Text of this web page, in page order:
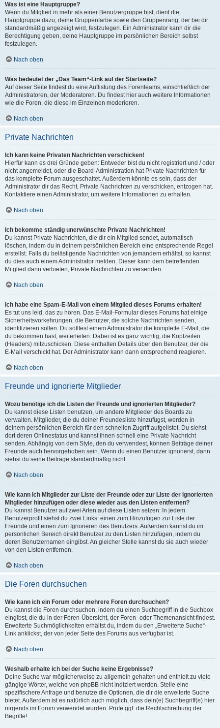
Was ist eine Hauptgruppe?
Wenn du Mitglied in mehr als einer Benutzergruppe bist, dient die
Hauptgruppe dazu, deine Gruppenfarbe sowie den Gruppenrang, der bei dir
standardmäßig angezeigt wird, festzulegen. Ein Administrator kann dir die
Berechtigung geben, deine Hauptgruppe im persönlichen Bereich selbst
festzulegen.
Nach oben
Was bedeutet der „Das Team“-Link auf der Startseite?
Auf dieser Seite findest du eine Auflistung des Forenteams, einschließlich der
Administratoren, der Moderatoren. Du findest hier auch weitere Informationen
wie die Foren, die diese im Einzelnen moderieren.
Nach oben
Private Nachrichten
Ich kann keine Privaten Nachrichten verschicken!
Hierfür kann es drei Gründe geben: Entweder bist du nicht registriert und / oder
nicht angemeldet, oder die Board-Administration hat Private Nachrichten für
das komplette Forum ausgeschaltet. Außerdem könnte es sein, dass der
Administrator dir das Recht, Private Nachrichten zu verschicken, entzogen hat.
Kontaktiere einen Administrator, um weitere Informationen zu erhalten.
Nach oben
Ich bekomme ständig unerwünschte Private Nachrichten!
Du kannst Private Nachrichten, die dir ein Mitglied sendet, automatisch
löschen, indem du in deinem persönlichen Bereich eine entsprechende Regel
erstellst. Falls du belästigende Nachrichten von jemandem erhältst, so kannst
du dies auch einem Administrator melden. Dieser kann dem betreffenden
Mitglied dann verbieten, Private Nachrichten zu versenden.
Nach oben
Ich habe eine Spam-E-Mail von einem Mitglied dieses Forums erhalten!
Es tut uns leid, das zu hören. Das E-Mail-Formular dieses Forums hat einige
Sicherheitsvorkehrungen, die Benutzer, die solche Nachrichten senden,
identifizieren sollen. Du solltest einem Administrator die komplette E-Mail, die
du bekommen hast, weiterleiten. Dabei ist es ganz wichtig, die Kopfzeilen
(Headers) mitzuschicken. Diese enthalten Details über den Benutzer, der die
E-Mail verschickt hat. Der Administrator kann dann entsprechend reagieren.
Nach oben
Freunde und ignorierte Mitglieder
Wozu benötige ich die Listen der Freunde und ignorierten Mitglieder?
Du kannst diese Listen benutzen, um andere Mitglieder des Boards zu
verwalten. Mitglieder, die du deiner Freundesliste hinzufügst, werden in
deinem persönlichen Bereich für den schnellen Zugriff aufgelistet. Du siehst
dort deren Onlinestatus und kannst ihnen schnell eine Private Nachricht
senden. Abhängig von dem Style, den du verwendest, können Beiträge deiner
Freunde auch hervorgehoben sein. Wenn du einen Benutzer ignorierst, dann
siehst du seine Beiträge standardmäßig nicht.
Nach oben
Wie kann ich Mitglieder zur Liste der Freunde oder zur Liste der ignorierten
Mitglieder hinzufügen oder diese wieder aus den Listen entfernen?
Du kannst Benutzer auf zwei Arten auf diese Listen setzen: In jedem
Benutzerprofil siehst du zwei Links: einen zum Hinzufügen zur Liste der
Freunde und einen zum Ignorieren des Benutzers. Außerdem kannst du im
persönlichen Bereich direkt Benutzer zu den Listen hinzufügen, indem du
deren Benutzernamen eingibst. An gleicher Stelle kannst du sie auch wieder
von den Listen entfernen.
Nach oben
Die Foren durchsuchen
Wie kann ich ein Forum oder mehrere Foren durchsuchen?
Du kannst die Foren durchsuchen, indem du einen Suchbegriff in die Suchbox
eingibst, die du in der Foren-Übersicht, der Foren- oder Themenansicht findest.
Erweiterte Suchmöglichkeiten erhältst du, indem du den „Erweiterte Suche“-
Link anklickst, der von jeder Seite des Forums aus verfügbar ist.
Nach oben
Weshalb erhalte ich bei der Suche keine Ergebnisse?
Deine Suche war möglicherweise zu allgemein gehalten und enthielt zu viele
gängige Wörter, welche von phpBB nicht indiziert werden. Stelle eine
spezifischere Anfrage und benutze die Optionen, die dir die erweiterte Suche
bietet. Außerdem ist es natürlich auch möglich, dass dein(e) Suchbegriff(e) hier
nirgends im Forum verwendet wurden. Prüfe ggf. die Rechtschreibung der
Begriffe!